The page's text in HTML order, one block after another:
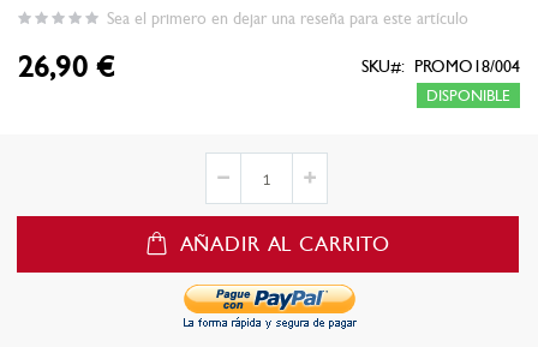
Sea el primero en dejar una reseña para este artículo
26,90 €
DISPONIBLE
SKU PROMO18/004
AÑADIR AL CARRITO